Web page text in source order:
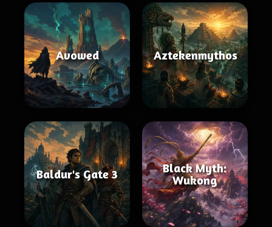
Avowed Aztekenmythos
Baldur's Gate 3
Black Myth:
Wukong